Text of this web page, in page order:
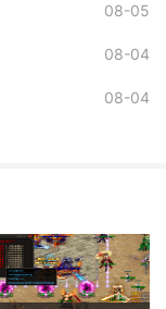
08-05
08-04
08-04